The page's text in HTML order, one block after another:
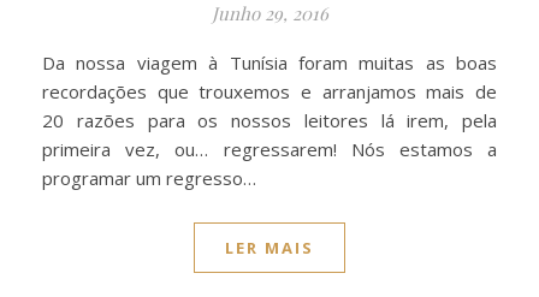
Junho 29, 2016
Da nossa viagem à Tunísia foram muitas as boas
recordações que trouxemos e arranjamos mais de
20 razões para os nossos leitores lá irem, pela
primeira vez, ou… regressarem! Nós estamos a
programar um regresso…
LER MAIS